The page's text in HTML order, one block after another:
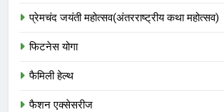
प्रेमचंद जयंती महोत्सव(अंतरराष्ट्रीय कथा महोत्सव)
फिटनेस योगा
फैमिली हेल्थ
फैशन एक्सेसरीज